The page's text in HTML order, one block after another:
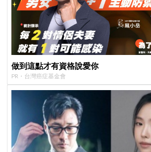
做到這點才有資格說愛你
PR・台灣癌症基金會